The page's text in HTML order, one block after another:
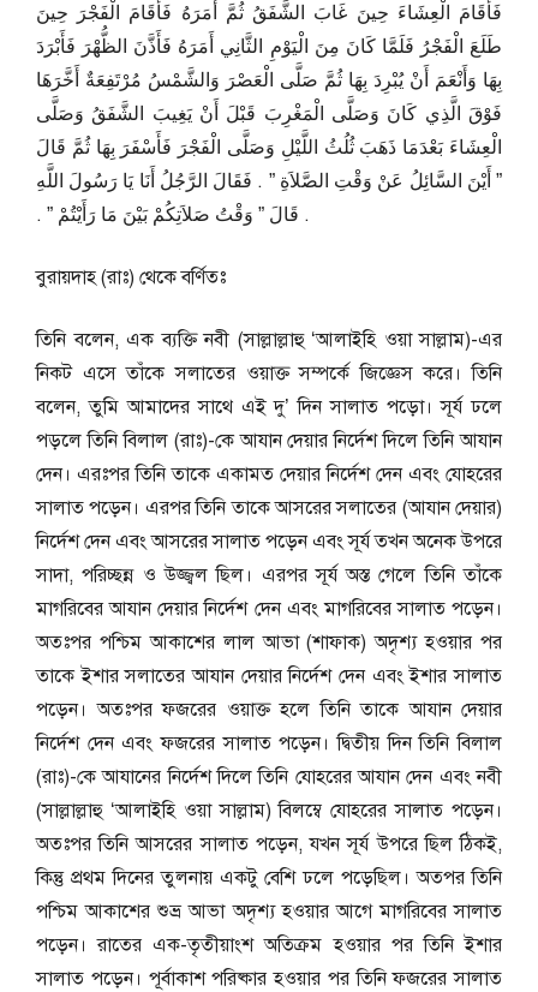
فَأَقَامَ الْعِشَاءَ حِينَ غَابَ الشَّفَقُ ثُمَّ أَمَرَهُ فَأَقَامَ الْفَجْرَ حِينَ
طَلَعَ الْفَجْرُ فَلَمَّا كَانَ مِنَ الْيَوْمِ الثَّانِي أَمَرَهُ فَأَذَّنَ الظُّهْرَ فَأَبْرَدَ
بِهَا وَأَنْعَمَ أَنْ يُبْرِدَ بِهَا ثُمَّ صَلَّى الْعَصْرَ وَالشَّمْسُ مُرْتَفِعَةٌ أَخَّرَهَا
فَوْقَ الَّذِي كَانَ وَصَلَّى الْمَغْرِبَ قَبْلَ أَنْ يَغِيبَ الشَّفَقُ وَصَلَّى
الْعِشَاءَ بَعْدَمَا ذَهَبَ ثُلُثُ اللَّيْلِ وَصَلَّى الْفَجْرَ فَأَسْفَرَ بِهَا ثُمَّ قَالَ
‏”‏ أَيْنَ السَّائِلُ عَنْ وَقْتِ الصَّلاَةِ ‏”‏ ‏.‏ فَقَالَ الرَّجُلُ أَنَا يَا رَسُولَ اللَّهِ
‏.‏ قَالَ ‏”‏ وَقْتُ صَلاَتِكُمْ بَيْنَ مَا رَأَيْتُمْ ‏”‏ ‏.‏
বুরায়দাহ (রাঃ) থেকে বর্ণিতঃ
তিনি বলেন, এক ব্যক্তি নবী (সাল্লাল্লাহু ‘আলাইহি ওয়া সাল্লাম)-এর
নিকট এসে তাঁকে সলাতের ওয়াক্ত সম্পর্কে জিজ্ঞেস করে। তিনি
বলেন, তুমি আমাদের সাথে এই দু’ দিন সালাত পড়ো। সূর্য ঢলে
পড়লে তিনি বিলাল (রাঃ)-কে আযান দেয়ার নির্দেশ দিলে তিনি আযান
দেন। এরঃপর তিনি তাকে একামত দেয়ার নির্দেশ দেন এবং যোহরের
সালাত পড়েন। এরপর তিনি তাকে আসরের সলাতের (আযান দেয়ার)
নির্দেশ দেন এবং আসরের সালাত পড়েন এবং সূর্য তখন অনেক উপরে
সাদা, পরিচ্ছন্ন ও উজ্জ্বল ছিল। এরপর সূর্য অস্ত গেলে তিনি তাঁকে
মাগরিবের আযান দেয়ার নির্দেশ দেন এবং মাগরিবের সালাত পড়েন।
অতঃপর পশ্চিম আকাশের লাল আভা (শাফাক) অদৃশ্য হওয়ার পর
তাকে ইশার সলাতের আযান দেয়ার নির্দেশ দেন এবং ইশার সালাত
পড়েন। অতঃপর ফজরের ওয়াক্ত হলে তিনি তাকে আযান দেয়ার
নির্দেশ দেন এবং ফজরের সালাত পড়েন। দ্বিতীয় দিন তিনি বিলাল
(রাঃ)-কে আযানের নির্দেশ দিলে তিনি যোহরের আযান দেন এবং নবী
(সাল্লাল্লাহু ‘আলাইহি ওয়া সাল্লাম) বিলম্বে যোহরের সালাত পড়েন।
অতঃপর তিনি আসরের সালাত পড়েন, যখন সূর্য উপরে ছিল ঠিকই,
কিন্তু প্রথম দিনের তুলনায় একটু বেশি ঢলে পড়েছিল। অতপর তিনি
পশ্চিম আকাশের শুভ্র আভা অদৃশ্য হওয়ার আগে মাগরিবের সালাত
পড়েন। রাতের এক-তৃতীয়াংশ অতিক্রম হওয়ার পর তিনি ইশার
সালাত পড়েন। পূর্বাকাশ পরিষ্কার হওয়ার পর তিনি ফজরের সালাত